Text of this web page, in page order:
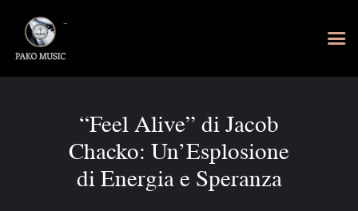
“Feel Alive” di Jacob
Chacko: Un’Esplosione
di Energia e Speranza